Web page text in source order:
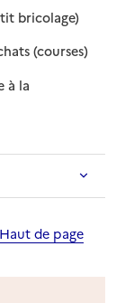
bricolage): disponible
: non
(courses)
:
: non
à la
Haut de page